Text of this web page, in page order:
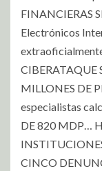
FINANCIERAS
Electrónicos
CIBERATAQUE
MILLONES DE
especialistas
DE 820 MDP…
CINCO